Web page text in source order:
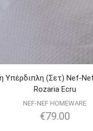
Υπέρδιπλη (Σετ) Nef-
Rozaria Ecru
NEF-NEF HOMEWARE
€79.00